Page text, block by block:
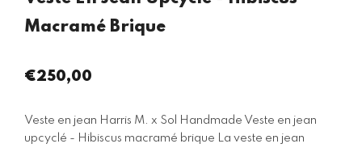
Macramé Brique
Prix
€250,00
Veste en jean Harris M. x Sol Handmade Veste en jean
upcyclé - Hibiscus macramé brique La veste en jean